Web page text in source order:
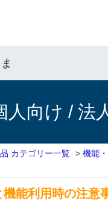
向け / 法
カテゴリー一覧 > 機能
能利用時の注意